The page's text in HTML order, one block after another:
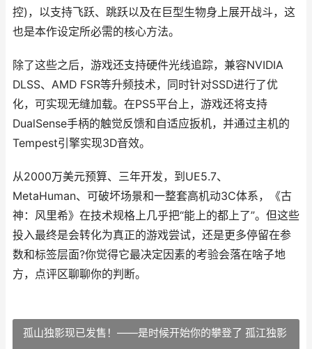
控)，以支持飞跃、跳跃以及在巨型生物身上展开战斗，这
也是本作设定所必需的核心方法。
除了这些之后，游戏还支持硬件光线追踪，兼容NVIDIA
DLSS、AMD FSR等升频技术，同时针对SSD进行了优
化，可实现无缝加载。在PS5平台上，游戏还将支持
DualSense手柄的触觉反馈和自适应扳机，并通过主机的
Tempest引擎实现3D音效。
从2000万美元预算、三年开发，到UE5.7、
MetaHuman、可破坏场景和一整套高机动3C体系，《古
神：风里希》在技术规格上几乎把“能上的都上了”。但这些
投入最终是会转化为真正的游戏尝试，还是更多停留在参
数和标签层面?你觉得它最决定因素的考验会落在啥子地
方，点评区聊聊你的判断。
孤山独影现已发售！——是时候开始你的攀登了 孤江独影